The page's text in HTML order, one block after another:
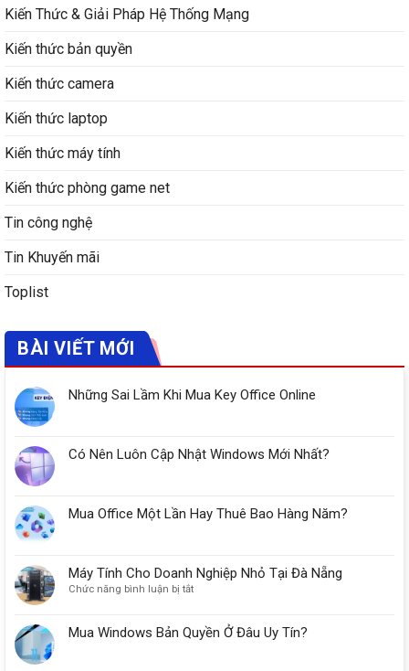
Kiến Thức & Giải Pháp Hệ Thống Mạng
Kiến thức bản quyền
Kiến thức camera
Kiến thức laptop
Kiến thức máy tính
Kiến thức phòng game net
Tin công nghệ
Tin Khuyến mãi
Toplist
BÀI VIẾT MỚI
Những Sai Lầm Khi Mua Key Office Online
Có Nên Luôn Cập Nhật Windows Mới Nhất?
Mua Office Một Lần Hay Thuê Bao Hàng Năm?
Máy Tính Cho Doanh Nghiệp Nhỏ Tại Đà Nẵng
Chức năng bình luận bị tắtở
Cho
Mua Windows Bản Quyền Ở Đâu Uy Tín?